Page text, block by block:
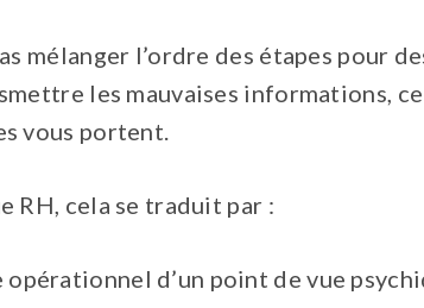
mélanger l’ordre des étapes pour
les mauvaises informations,
vous portent.
RH, cela se traduit par :
d’un point de vue